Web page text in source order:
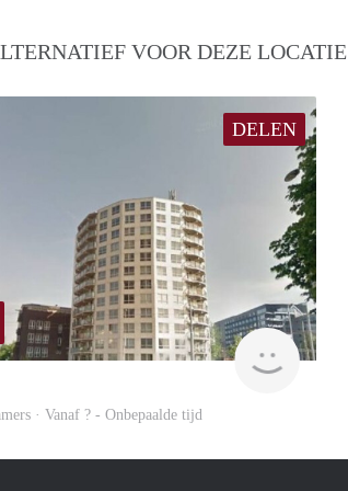
VOOR DEZE LOCATIE
DELEN
finder
· Vanaf ? - Onbepaalde tijd